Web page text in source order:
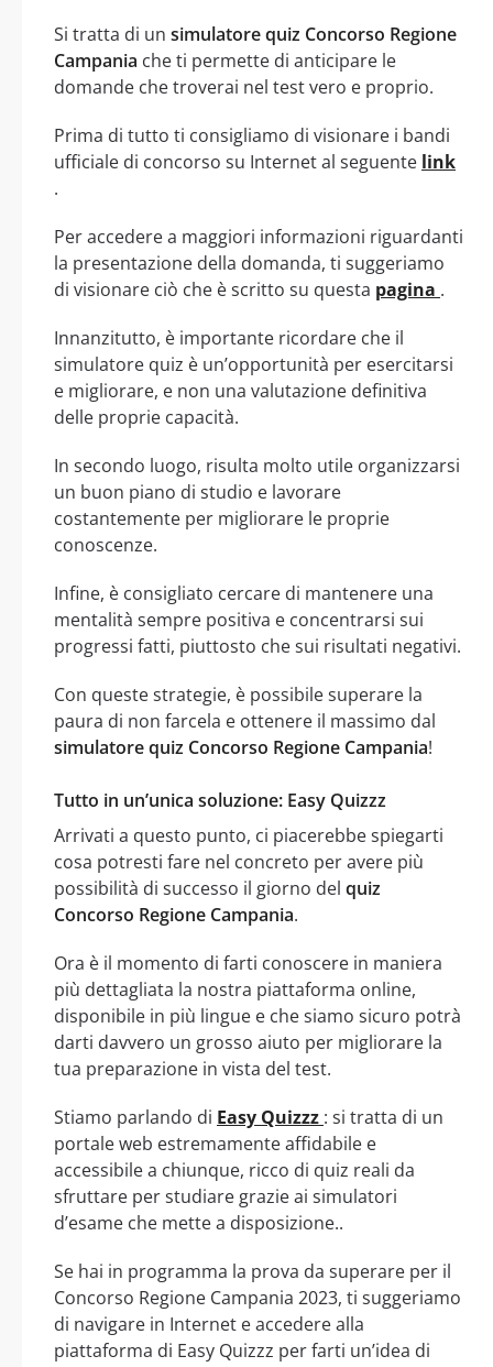
Si tratta di un simulatore quiz Concorso Regione
Campania che ti permette di anticipare le
domande che troverai nel test vero e proprio.
Prima di tutto ti consigliamo di visionare i bandi
ufficiale di concorso su Internet al seguente link
.
Per accedere a maggiori informazioni riguardanti
la presentazione della domanda, ti suggeriamo
di visionare ciò che è scritto su questa pagina .
Innanzitutto, è importante ricordare che il
simulatore quiz è un’opportunità per esercitarsi
e migliorare, e non una valutazione definitiva
delle proprie capacità.
In secondo luogo, risulta molto utile organizzarsi
un buon piano di studio e lavorare
costantemente per migliorare le proprie
conoscenze.
Infine, è consigliato cercare di mantenere una
mentalità sempre positiva e concentrarsi sui
progressi fatti, piuttosto che sui risultati negativi.
Con queste strategie, è possibile superare la
paura di non farcela e ottenere il massimo dal
simulatore quiz Concorso Regione Campania!
Tutto in un’unica soluzione: Easy Quizzz
Arrivati a questo punto, ci piacerebbe spiegarti
cosa potresti fare nel concreto per avere più
possibilità di successo il giorno del quiz
Concorso Regione Campania.
Ora è il momento di farti conoscere in maniera
più dettagliata la nostra piattaforma online,
disponibile in più lingue e che siamo sicuro potrà
darti davvero un grosso aiuto per migliorare la
tua preparazione in vista del test.
Stiamo parlando di Easy Quizzz : si tratta di un
portale web estremamente affidabile e
accessibile a chiunque, ricco di quiz reali da
sfruttare per studiare grazie ai simulatori
d’esame che mette a disposizione..
Se hai in programma la prova da superare per il
Concorso Regione Campania 2023, ti suggeriamo
di navigare in Internet e accedere alla
piattaforma di Easy Quizzz per farti un’idea di